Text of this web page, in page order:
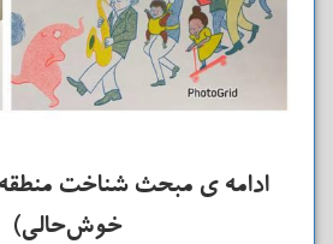
ادامه ی مبحث شناخت
خوش‌حالی)